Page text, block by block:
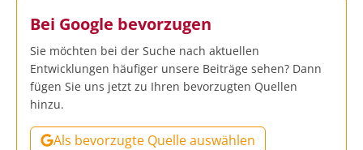
Bei Google bevorzugen
Sie möchten bei der Suche nach aktuellen
Entwicklungen häufiger unsere Beiträge sehen? Dann
fügen Sie uns jetzt zu Ihren bevorzugten Quellen
hinzu.
Als bevorzugte Quelle auswählen